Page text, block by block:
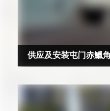
供应及安装屯门赤鱲